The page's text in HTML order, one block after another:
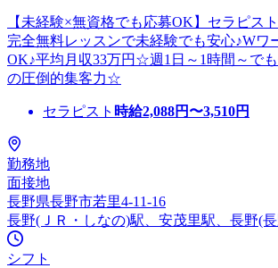
【未経験×無資格でも応募OK】セラピス
完全無料レッスンで未経験でも安心♪Wワ
OK♪平均月収33万円☆週1日～1時間～で
の圧倒的集客力☆
セラピスト 時給2,088円〜3,510円
勤務地
面接地
長野県長野市若里4-11-16
長野(ＪＲ・しなの)駅、安茂里駅、長野(
シフト